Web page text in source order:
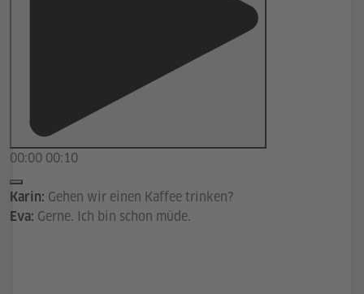
00:00 00:10
Karin: Gehen wir einen Kaffee trinken?
Eva: Gerne. Ich bin schon müde.